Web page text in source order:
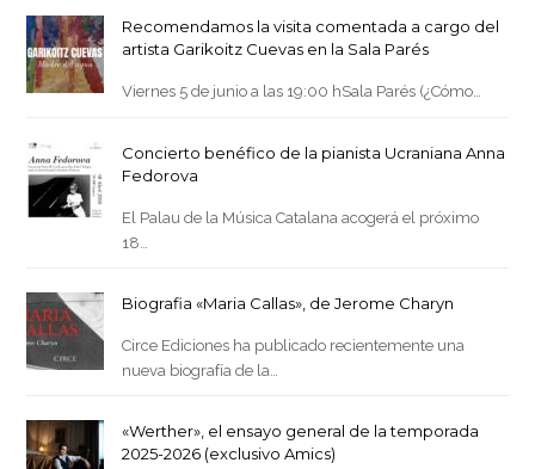
Recomendamos la visita comentada a cargo del
artista Garikoitz Cuevas en la Sala Parés
Viernes 5 de junio a las 19:00 hSala Parés (¿Cómo…
Concierto benéfico de la pianista Ucraniana Anna
Fedorova
El Palau de la Música Catalana acogerá el próximo
18…
Biografia «Maria Callas», de Jerome Charyn
Circe Ediciones ha publicado recientemente una
nueva biografía de la…
«Werther», el ensayo general de la temporada
2025-2026 (exclusivo Amics)